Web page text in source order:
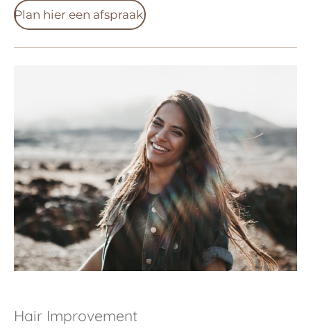
Plan hier een afspraak
Hair Improvement